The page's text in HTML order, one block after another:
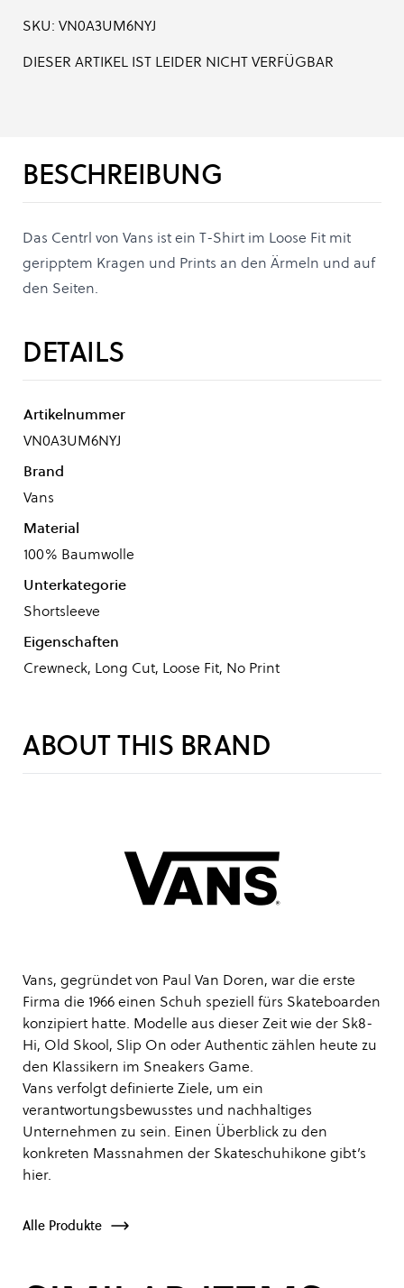
SKU: VN0A3UM6NYJ
DIESER ARTIKEL IST LEIDER NICHT VERFÜGBAR
BESCHREIBUNG
Das Centrl von Vans ist ein T-Shirt im Loose Fit mit
geripptem Kragen und Prints an den Ärmeln und auf
den Seiten.
DETAILS
Artikelnummer
VN0A3UM6NYJ
Brand
Vans
Material
100% Baumwolle
Unterkategorie
Shortsleeve
Eigenschaften
Crewneck, Long Cut, Loose Fit, No Print
ABOUT THIS BRAND
Vans, gegründet von Paul Van Doren, war die erste
Firma die 1966 einen Schuh speziell fürs Skateboarden
konzipiert hatte. Modelle aus dieser Zeit wie der Sk8-
Hi, Old Skool, Slip On oder Authentic zählen heute zu
den Klassikern im Sneakers Game.
Vans verfolgt definierte Ziele, um ein
verantwortungsbewusstes und nachhaltiges
Unternehmen zu sein. Einen Überblick zu den
konkreten Massnahmen der Skateschuhikone gibt’s
hier.
Alle Produkte